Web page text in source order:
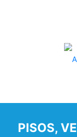
PISOS,